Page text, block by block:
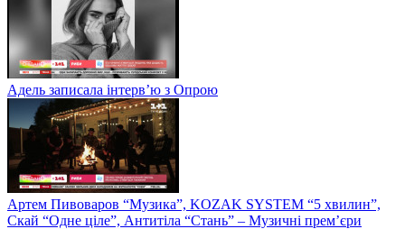
Адель записала інтерв’ю з Опрою
Артем Пивоваров “Музика”, KOZAK SYSTEM “5 хвилин”,
Скай “Одне ціле”, Антитіла “Стань” – Музичні прем’єри